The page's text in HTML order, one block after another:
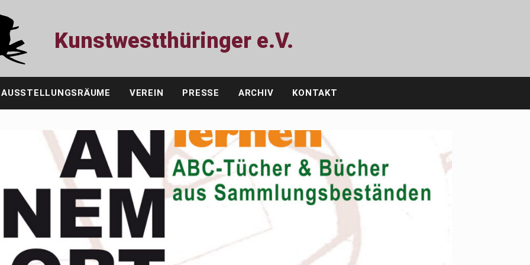
Kunstwestthüringer e.V.
AUSSTELLUNGSRÄUME VEREIN PRESSE ARCHIV KONTAKT